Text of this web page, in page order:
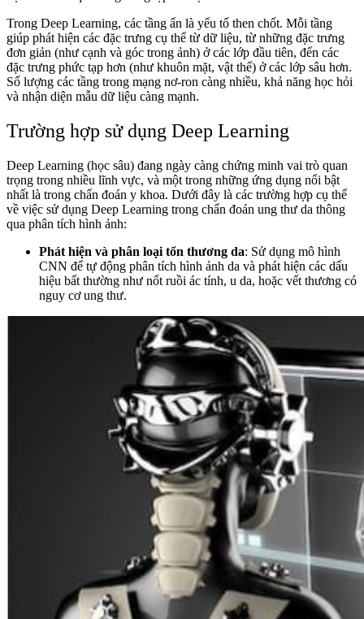
Trong Deep Learning, các tầng ẩn là yếu tố then chốt. Mỗi tầng
giúp phát hiện các đặc trưng cụ thể từ dữ liệu, từ những đặc trưng
đơn giản (như cạnh và góc trong ảnh) ở các lớp đầu tiên, đến các
đặc trưng phức tạp hơn (như khuôn mặt, vật thể) ở các lớp sâu hơn.
Số lượng các tầng trong mạng nơ-ron càng nhiều, khả năng học hỏi
và nhận diện mẫu dữ liệu càng mạnh.
Trường hợp sử dụng Deep Learning
Deep Learning (học sâu) đang ngày càng chứng minh vai trò quan
trọng trong nhiều lĩnh vực, và một trong những ứng dụng nổi bật
nhất là trong chẩn đoán y khoa. Dưới đây là các trường hợp cụ thể
về việc sử dụng Deep Learning trong chẩn đoán ung thư da thông
qua phân tích hình ảnh:
Phát hiện và phân loại tổn thương da: Sử dụng mô hình
CNN để tự động phân tích hình ảnh da và phát hiện các dấu
hiệu bất thường như nốt ruồi ác tính, u da, hoặc vết thương có
nguy cơ ung thư.